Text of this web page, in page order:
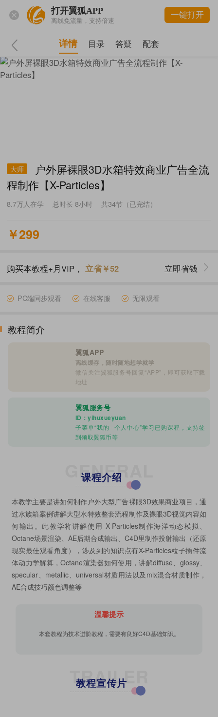
打开翼狐APP
离线免流量，支持倍速
一键打开
详情 目录 答疑 配套
大师
程制作【X-Particles】
8.7万人在学 总时长 8小时 共34节（已完结）
￥299
购买本教程+月VIP， 立省￥52 立即省钱
PC端同步观看 在线客服 无限观看
教程简介
翼狐APP
离线缓存，随时随地想学就学
微信关注翼狐服务号回复“APP”，即可获取下载
地址
翼狐服务号
ID：yihuxueyuan
子菜单“我的--个人中心”学习已购课程，支持签
到领取翼狐币等
GENERAL
课程介绍
本教学主要是讲如何制作户外大型广告裸眼3D效果商业项目，通
过水族箱案例讲解大型水特效整套流程制作及裸眼3D视觉内容如
何输出。此教学将讲解使用 X-Particles制作海洋动态模拟、
Octane场景渲染、AE后期合成输出、C4D里制作投射输出（还原
现实最佳观看角度），涉及到的知识点有X-Particles粒子插件流
体动力学解算，Octane渲染器如何使用，讲解diffuse、glossy、
specular、metallic、universal材质用法以及mix混合材质制作，
AE合成技巧颜色调整等
温馨提示
本套教程为技术进阶教程，需要有良好C4D基础知识。
TRAILER
教程宣传片